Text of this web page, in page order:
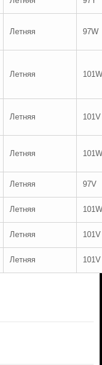
Летняя 97W
Летняя 101W
Летняя 101V
Летняя 101W
Летняя 97V
Летняя 101W
Летняя 101V
Летняя 101V